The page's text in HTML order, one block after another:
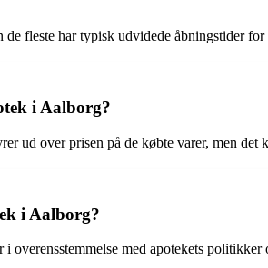
fleste har typisk udvidede åbningstider
i Aalborg?
ud over prisen på de købte varer, men det
i Aalborg?
med apotekets politikker